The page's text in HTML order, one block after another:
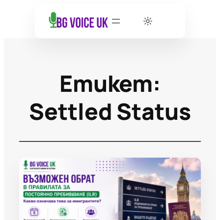
Етикет:
Settled Status